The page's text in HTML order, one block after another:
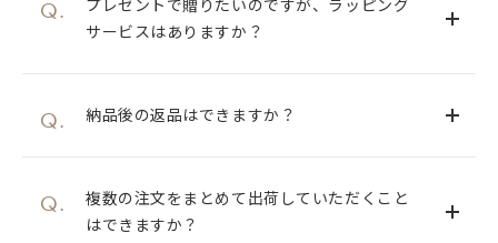
プレゼントで贈りたいのですが、ラッピング
サービスはありますか？
納品後の返品はできますか？
複数の注文をまとめて出荷していただくこと
はできますか？